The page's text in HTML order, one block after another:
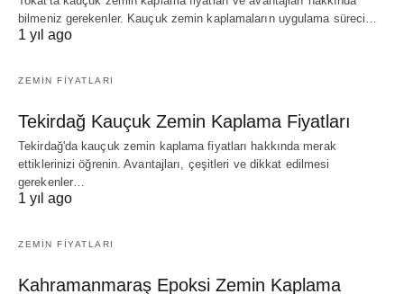
bilmeniz gerekenler. Kauçuk zemin kaplamaların uygulama süreci…
1 yıl ago
ZEMIN FIYATLARI
Tekirdağ Kauçuk Zemin Kaplama Fiyatları
Tekirdağ'da kauçuk zemin kaplama fiyatları hakkında merak
ettiklerinizi öğrenin. Avantajları, çeşitleri ve dikkat edilmesi
gerekenler…
1 yıl ago
ZEMIN FIYATLARI
Kahramanmaraş Epoksi Zemin Kaplama